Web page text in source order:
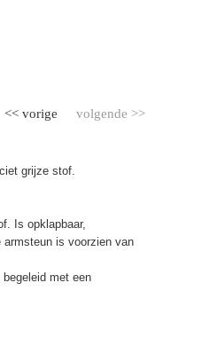
volgende >>
<< vorige
grijze stof.
Is opklapbaar,
armsteun is voorzien van
met een